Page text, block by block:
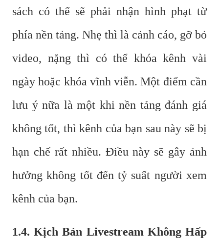
sách có thể sẽ phải nhận hình phạt từ
phía nền tảng. Nhẹ thì là cảnh cáo, gỡ bỏ
video, nặng thì có thể khóa kênh vài
ngày hoặc khóa vĩnh viễn. Một điểm cần
lưu ý nữa là một khi nền tảng đánh giá
không tốt, thì kênh của bạn sau này sẽ bị
hạn chế rất nhiều. Điều này sẽ gây ảnh
hưởng không tốt đến tỷ suất người xem
kênh của bạn.
1.4. Kịch Bản Livestream Không Hấp